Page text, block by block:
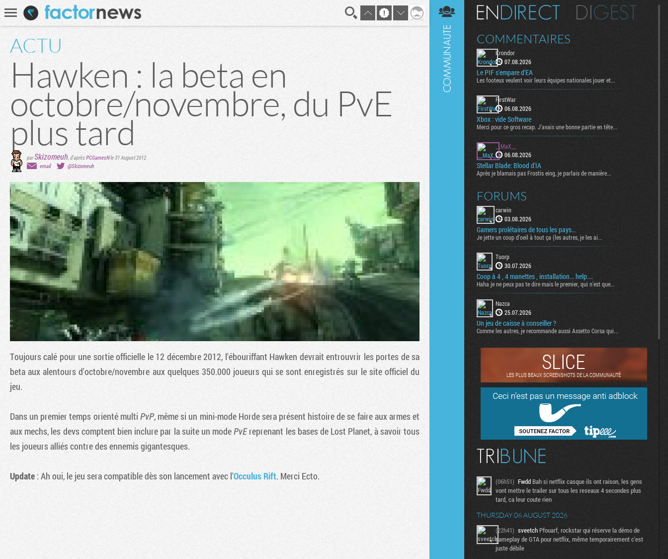
Recherche
ACTU
Hawken : la beta en
octobre/novembre, du PvE
plus tard
parSkizomeuh , d'aprèsPCGamesNle 31 August 2012
email
@Skizomeuh
Toujours calé pour une sortie officielle le 12 décembre 2012, l'ébouriffant Hawken devrait entrouvrir les portes de sa
beta aux alentours d'octobre/novembre aux quelques 350.000 joueurs qui se sont enregistrés sur le site officiel du
jeu.
Dans un premier temps orienté multi PvP, même si un mini-mode Horde sera présent histoire de se faire aux armes et
aux mechs, les devs comptent bien inclure par la suite un modePvEreprenant les bases de Lost Planet, à savoir tous
les joueurs alliés contre des ennemis gigantesques.
Update : Ah oui, le jeu sera compatible dès son lancement avec l'Occulus Rift. Merci Ecto.
En direct Digest
COMMENTAIRES
Krondor
07.08.2026
Le PIF s'empare d'EA
Les footeux veulent voir leurs équipes nationales jouer et...
FirstWar
06.08.2026
Xbox : vide Software
Merci pour ce gros recap. J’avais une bonne partie en tête...
__MaX__
06.08.2026
Stellar Blade: Blood d'IA
Après je blamais pas Frostis eing, je parlais de manière...
FORUMS
carwin
03.08.2026
Gamers prolétaires de tous les pays...
Je jette un coup d'oeil à tout ça (les autres, je les ai...
Tuorp
30.07.2026
Coop à 4 , 4 manettes , installation... help....
Haha je ne peux pas te dire mais le premier, qui n'est que...
Nazca
25.07.2026
Un jeu de caisse à conseiller ?
Comme les autres, je recommande aussi Assetto Corsa qui...
SLICE
LES PLUS BEAUX SCREENSHOTS DE LA COMMUNAUTÉ
(06h51) Fwdd Bah si netflix casque ils ont raison, les gens
vont mettre le trailer sur tous les reseaux 4 secondes plus
tard, ca leur coute rien
THURSDAY 06 AUGUST 2026
(22h41) sveetch Pfouarf, rockstar qui réserve la démo de
gameplay de GTA pour netflix, même temporairement c'est
juste débile